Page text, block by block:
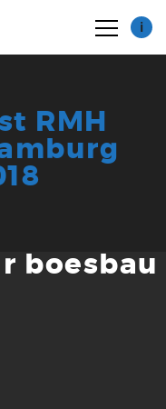
i
RMH
boesbau